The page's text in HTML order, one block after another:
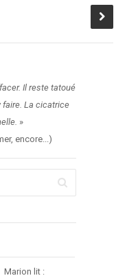
Il reste tatoué
faire. La cicatrice
»
encore...)
Marion lit :